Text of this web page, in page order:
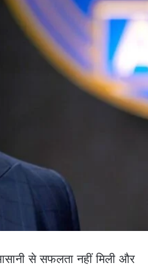
से सफलता नहीं मिली और